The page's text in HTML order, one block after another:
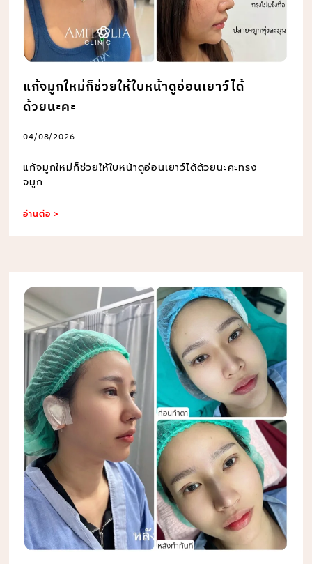
แก้จมูกใหม่ก็ช่วยให้ใบหน้าดูอ่อนเยาว์ได้
ด้วยนะคะ
04/08/2026
แก้จมูกใหม่ก็ช่วยให้ใบหน้าดูอ่อนเยาว์ได้ด้วยนะคะทรง
จมูก
อ่านต่อ >